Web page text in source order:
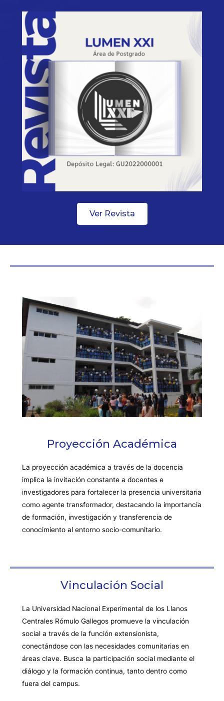
Ver Revista
Proyección Académica
La proyección académica a través de la docencia
implica la invitación constante a docentes e
investigadores para fortalecer la presencia universitaria
como agente transformador, destacando la importancia
de formación, investigación y transferencia de
conocimiento al entorno socio-comunitario.
Vinculación Social
La Universidad Nacional Experimental de los Llanos
Centrales Rómulo Gallegos promueve la vinculación
social a través de la función extensionista,
conectándose con las necesidades comunitarias en
áreas clave. Busca la participación social mediante el
diálogo y la formación continua, tanto dentro como
fuera del campus.